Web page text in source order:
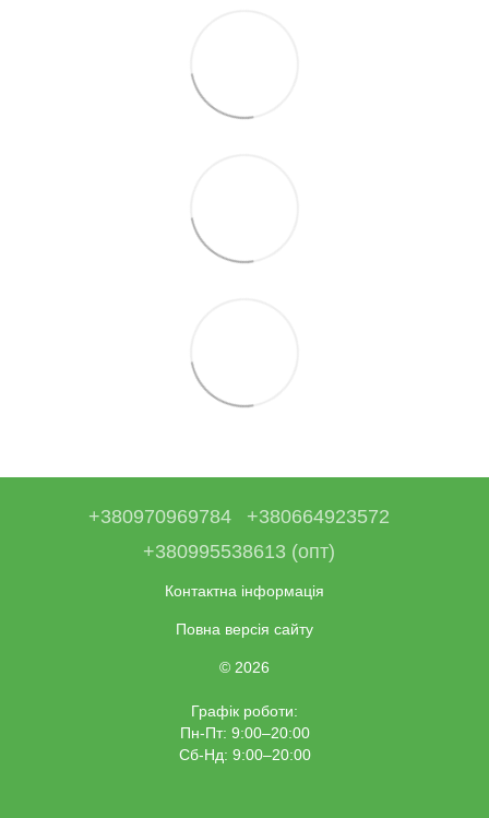
+380970969784
+380664923572
+380995538613 (опт)
Контактна інформація
Повна версія сайту
© 2026
Графік роботи:
Пн-Пт: 9:00–20:00
Сб-Нд: 9:00–20:00